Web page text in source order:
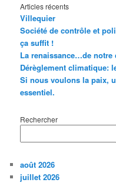
Articles récents
Villequier
Société de contrôle et
ça suffit !
La renaissance…de notre
Dérèglement climatique:
Si nous voulons la paix,
essentiel.
Rechercher
août 2026
juillet 2026